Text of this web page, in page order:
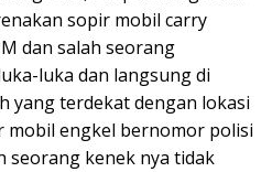
sopir mobil carry
dan salah seorang
luka dan langsung di
yang terdekat dengan lokasi
mobil engkel bernomor polisi
seorang kenek nya tidak